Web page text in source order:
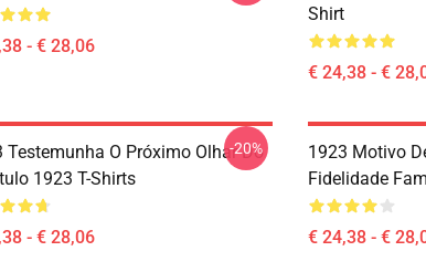
- € 28,06
Shirt
€ 24,38 - €
Testemunha O Próximo Olhar Do
1923 T-Shirts
- € 28,06
-20%
1923 Motivo
Fidelidade
€ 24,38 - €